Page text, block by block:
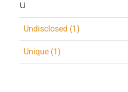
U
Undisclosed (1)
Unique (1)